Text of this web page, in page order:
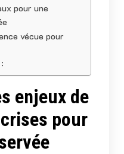
pour une
vécue pour
enjeux de
pour